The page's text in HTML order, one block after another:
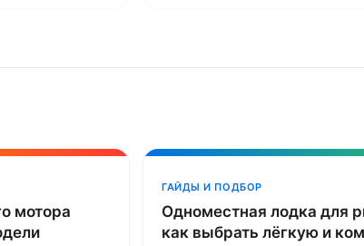
мотора
ГАЙДЫ И ПОДБОР
Одноместная лодка для
как выбрать лёгкую и